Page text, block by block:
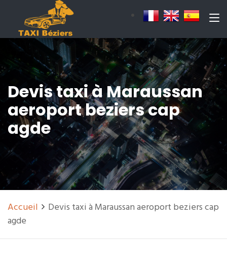
Devis taxi à Maraussan
aeroport beziers cap
agde
Accueil
Devis taxi à Maraussan aeroport beziers cap
agde